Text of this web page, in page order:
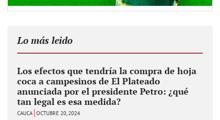
Lo más leido
Los efectos que tendría la compra de hoja
coca a campesinos de El Plateado
anunciada por el presidente Petro: ¿qué
tan legal es esa medida?
CAUCA OCTUBRE 20, 2024